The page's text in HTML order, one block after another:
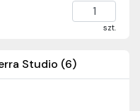
szt.
Studio (6)